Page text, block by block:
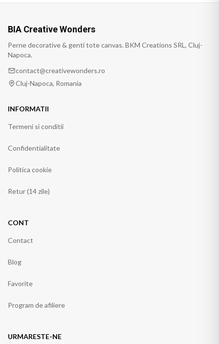
BIA Creative Wonders
Perne decorative & genti tote canvas. BKM Creations SRL, Cluj-
Napoca.
contact@creativewonders.ro
Cluj-Napoca, Romania
INFORMATII
Termeni si conditii
Confidentialitate
Politica cookie
Retur (14 zile)
CONT
Contact
Blog
Favorite
Program de afiliere
URMARESTE-NE